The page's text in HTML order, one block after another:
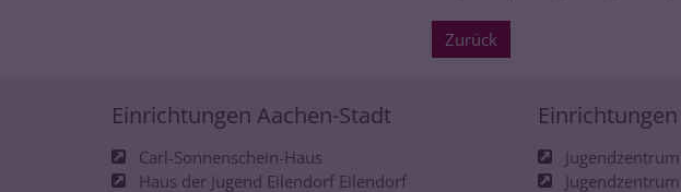
Zurück
Einrichtungen Aachen-Stadt
Carl-Sonnenschein-Haus
Haus der Jugend Eilendorf Eilendorf